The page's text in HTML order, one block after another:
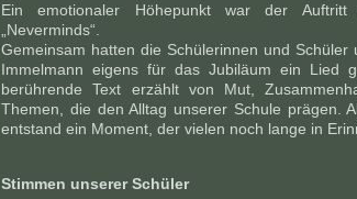
Ein emotionaler Höhepunkt war der
„Neverminds“.
Gemeinsam hatten die Schülerinnen und
Immelmann eigens für das Jubiläum ein Lied
berührende Text erzählt von Mut,
Themen, die den Alltag unserer Schule prägen.
entstand ein Moment, der vielen noch lange in
Stimmen unserer Schüler